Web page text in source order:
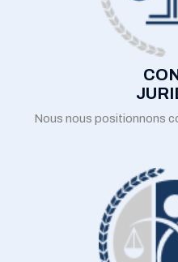
Nous nous positionnons